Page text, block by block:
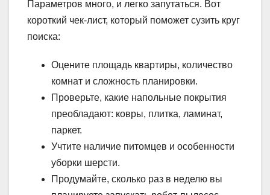
Параметров много, и легко запутаться. Вот
короткий чек-лист, который поможет сузить круг
поиска:
Оцените площадь квартиры, количество
комнат и сложность планировки.
Проверьте, какие напольные покрытия
преобладают: ковры, плитка, ламинат,
паркет.
Учтите наличие питомцев и особенности
уборки шерсти.
Продумайте, сколько раз в неделю вы